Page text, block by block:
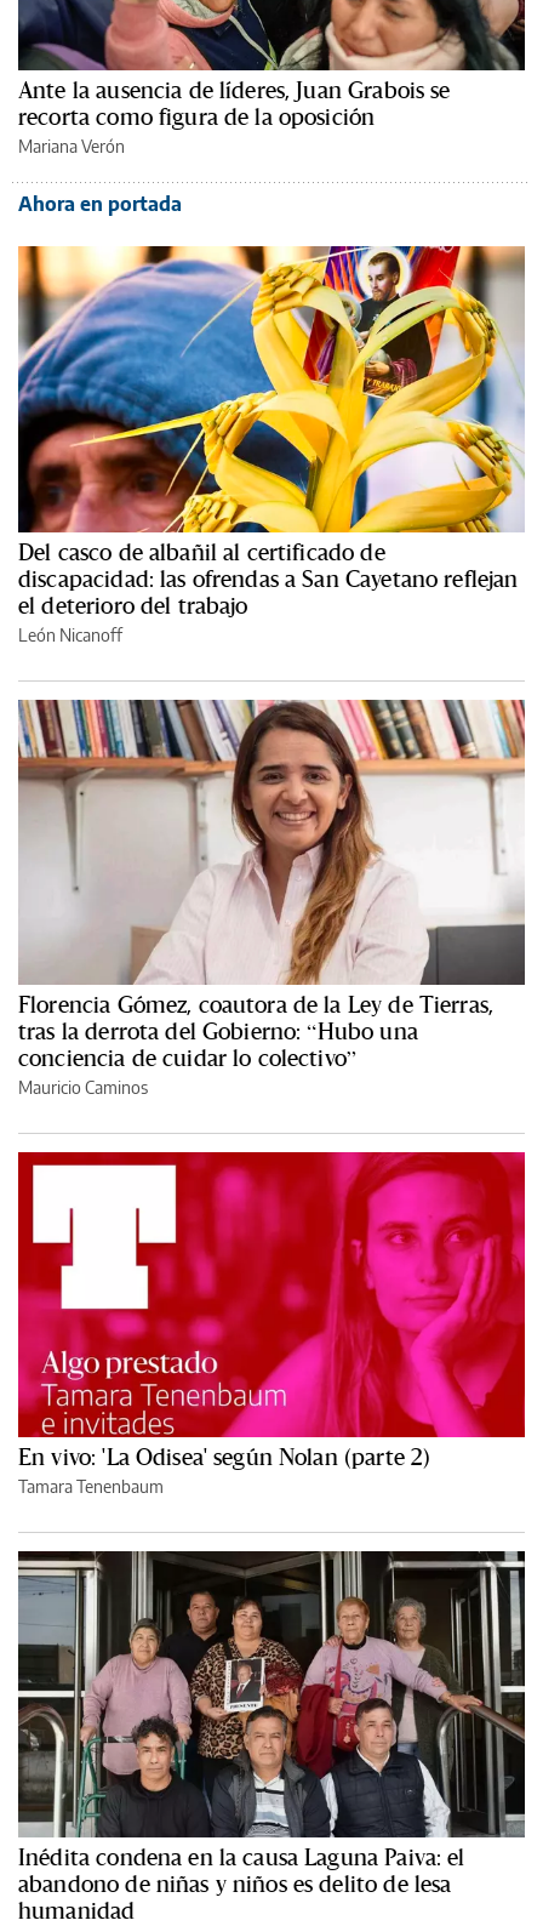
Ante la ausencia de líderes, Juan Grabois se
recorta como figura de la oposición
Mariana Verón
Ahora en portada
Del casco de albañil al certificado de
discapacidad: las ofrendas a San Cayetano reflejan
el deterioro del trabajo
León Nicanoff
Florencia Gómez, coautora de la Ley de Tierras,
tras la derrota del Gobierno: “Hubo una
conciencia de cuidar lo colectivo”
Mauricio Caminos
En vivo: 'La Odisea' según Nolan (parte 2)
Tamara Tenenbaum
Inédita condena en la causa Laguna Paiva: el
abandono de niñas y niños es delito de lesa
humanidad